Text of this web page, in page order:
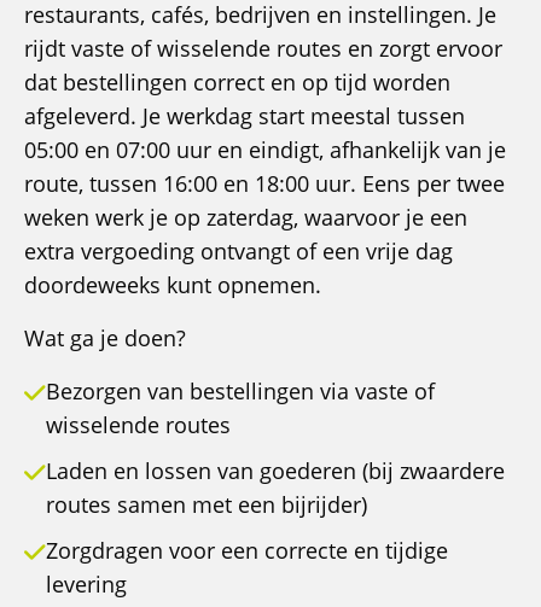
restaurants, cafés, bedrijven en instellingen. Je
rijdt vaste of wisselende routes en zorgt ervoor
dat bestellingen correct en op tijd worden
afgeleverd. Je werkdag start meestal tussen
05:00 en 07:00 uur en eindigt, afhankelijk van je
route, tussen 16:00 en 18:00 uur. Eens per twee
weken werk je op zaterdag, waarvoor je een
extra vergoeding ontvangt of een vrije dag
doordeweeks kunt opnemen.
Wat ga je doen?
Bezorgen van bestellingen via vaste of
wisselende routes
Laden en lossen van goederen (bij zwaardere
routes samen met een bijrijder)
Zorgdragen voor een correcte en tijdige
levering